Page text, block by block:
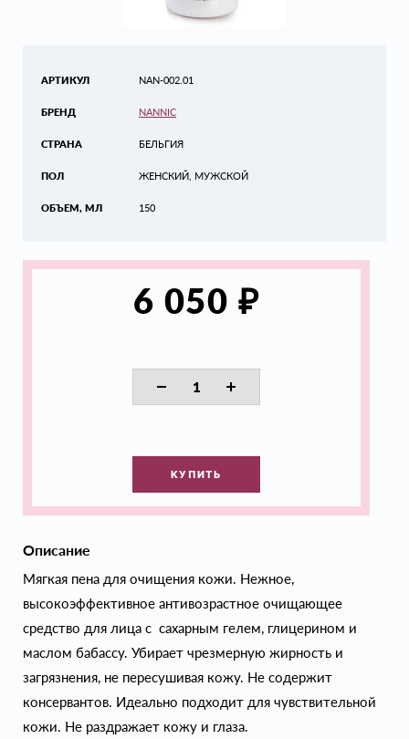
АРТИКУЛ
БРЕНД
СТРАНА
ПОЛ
ОБЪЕМ, МЛ
NAN-002.01
NANNIC
БЕЛЬГИЯ
ЖЕНСКИЙ, МУЖСКОЙ
150
6 050 ₽
КУПИТЬ
Описание
Мягкая пена для очищения кожи. Нежное,
высокоэффективное антивозрастное очищающее
средство для лица с сахарным гелем, глицерином и
маслом бабассу. Убирает чрезмерную жирность и
загрязнения, не пересушивая кожу. Не содержит
консервантов. Идеально подходит для чувствительной
кожи. Не раздражает кожу и глаза.